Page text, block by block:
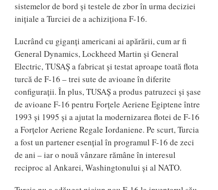
sistemelor de bord și testele de zbor în urma deciziei
inițiale a Turciei de a achiziționa F-16.
Lucrând cu giganți americani ai apărării, cum ar fi
General Dynamics, Lockheed Martin și General
Electric, TUSAȘ a fabricat și testat aproape toată flota
turcă de F-16 – trei sute de avioane în diferite
configurații. În plus, TUSAȘ a produs patruzeci și șase
de avioane F-16 pentru Forțele Aeriene Egiptene între
1993 și 1995 și a ajutat la modernizarea flotei de F-16
a Forțelor Aeriene Regale Iordaniene. Pe scurt, Turcia
a fost un partener esențial în programul F-16 de zeci
de ani – iar o nouă vânzare rămâne în interesul
reciproc al Ankarei, Washingtonului și al NATO.